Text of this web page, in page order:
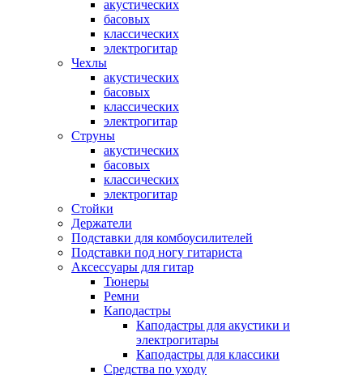
акустических
басовых
классических
электрогитар
Чехлы
акустических
басовых
классических
электрогитар
Струны
акустических
басовых
классических
электрогитар
Стойки
Держатели
Подставки для комбоусилителей
Подставки под ногу гитариста
Аксессуары для гитар
Тюнеры
Ремни
Каподастры
Каподастры для акустики и
электрогитары
Каподастры для классики
Средства по уходу